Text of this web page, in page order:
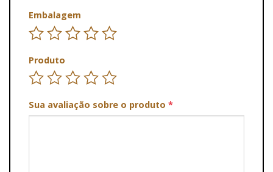
Embalagem
Produto
Sua avaliação sobre o produto *